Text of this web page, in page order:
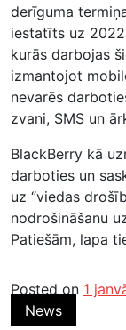
derīguma
iestatīts uz
kurās darbojas
izmantojot
nevarēs
zvani, SMS un
BlackBerry kā
darboties un
uz “viedas
nodrošināšanu
Patiešām, lapa
Posted on 1
News